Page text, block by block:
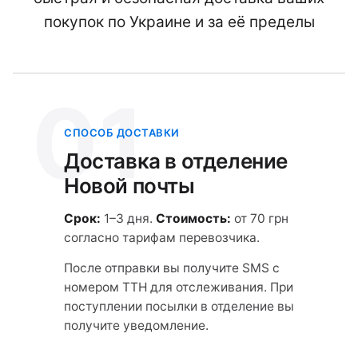
покупок по Украине и за её пределы
01
СПОСОБ ДОСТАВКИ
Доставка в отделение
Новой почты
Срок: 1–3 дня. Стоимость: от 70 грн
согласно тарифам перевозчика.
После отправки вы получите SMS с
номером ТТН для отслеживания. При
поступлении посылки в отделение вы
получите уведомление.